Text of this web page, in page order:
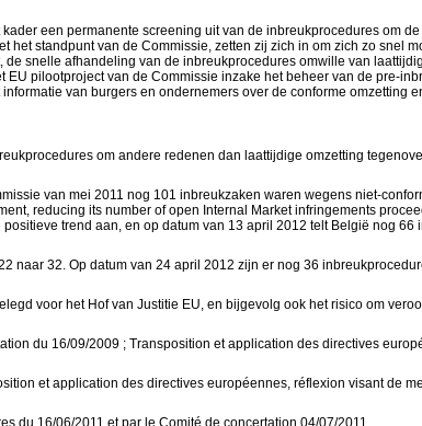
een permanente screening uit van de inbreukprocedures om
standpunt van de Commissie, zetten zij zich in om zich zo snel
snelle afhandeling van de inbreukprocedures omwille van
pilootproject van de Commissie inzake het beheer van de pre-
van burgers en ondernemers over de conforme omzetting
om andere redenen dan laattijdige omzetting
van mei 2011 nog 101 inbreukzaken waren wegens niet-
reducing its number of open Internal Market infringements
positieve trend aan, en op datum van 13 april 2012 telt België nog 66
naar 32. Op datum van 24 april 2012 zijn er nog 36
voor het Hof van Justitie EU, en bijgevolg ook het risico om
du 16/09/2009 ; Transposition et application des directives
et application des directives européennes, réflexion visant de
du 16/06/2011 et par le Comité de concertation 04/07/2011.